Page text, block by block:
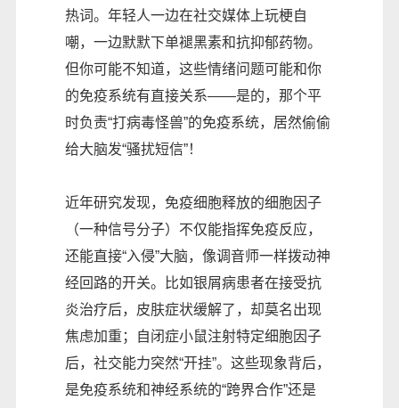
热词。年轻人一边在社交媒体上玩梗自
嘲，一边默默下单褪黑素和抗抑郁药物。
但你可能不知道，这些情绪问题可能和你
的免疫系统有直接关系——是的，那个平
时负责“打病毒怪兽”的免疫系统，居然偷偷
给大脑发“骚扰短信”！
近年研究发现，免疫细胞释放的细胞因子
（一种信号分子）不仅能指挥免疫反应，
还能直接“入侵”大脑，像调音师一样拨动神
经回路的开关。比如银屑病患者在接受抗
炎治疗后，皮肤症状缓解了，却莫名出现
焦虑加重；自闭症小鼠注射特定细胞因子
后，社交能力突然“开挂”。这些现象背后，
是免疫系统和神经系统的“跨界合作”还是